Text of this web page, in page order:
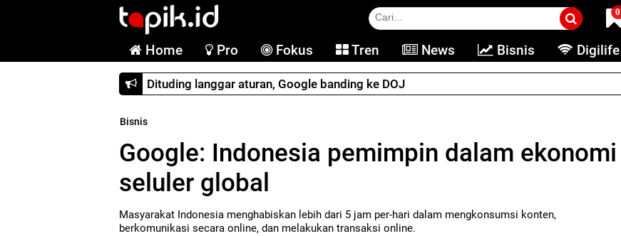
0
Home Pro Fokus Tren News Bisnis Digilife
Dituding langgar aturan, Google banding ke DOJ
Bisnis
Google: Indonesia pemimpin dalam ekonomi
seluler global
Masyarakat Indonesia menghabiskan lebih dari 5 jam per-hari dalam mengkonsumsi konten,
berkomunikasi secara online, dan melakukan transaksi online.